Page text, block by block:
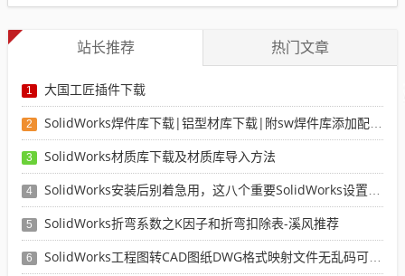
站长推荐 热门文章
1 大国工匠插件下载
2 SolidWorks焊件库下载|铝型材库下载|附sw焊件库添加配置使用教程
3 SolidWorks材质库下载及材质库导入方法
4 SolidWorks安装后别着急用，这八个重要SolidWorks设置可以提高你的画图效率
5 SolidWorks折弯系数之K因子和折弯扣除表-溪风推荐
6 SolidWorks工程图转CAD图纸DWG格式映射文件无乱码可分层-溪风亲测推荐